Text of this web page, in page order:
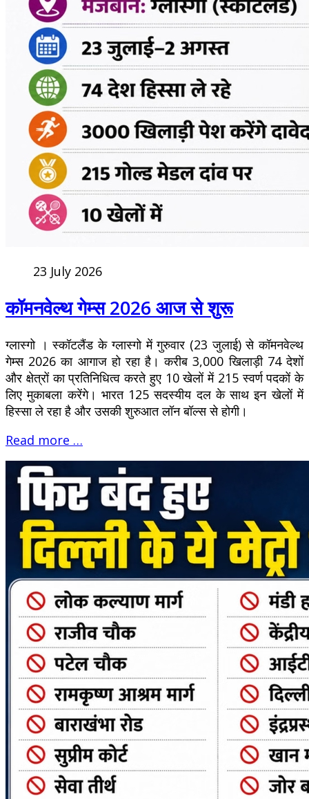
23 July 2026
कॉमनवेल्थ गेम्स 2026 आज से शुरू
ग्लास्गो । स्कॉटलैंड के ग्लास्गो में गुरुवार (23 जुलाई) से कॉमनवेल्थ
गेम्स 2026 का आगाज हो रहा है। करीब 3,000 खिलाड़ी 74 देशों
और क्षेत्रों का प्रतिनिधित्व करते हुए 10 खेलों में 215 स्वर्ण पदकों के
लिए मुकाबला करेंगे। भारत 125 सदस्यीय दल के साथ इन खेलों में
हिस्सा ले रहा है और उसकी शुरुआत लॉन बॉल्स से होगी।
Read more …